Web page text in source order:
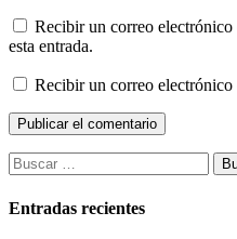
Recibir un correo electrónico
esta entrada.
Recibir un correo electrónico
Buscar:
Entradas recientes